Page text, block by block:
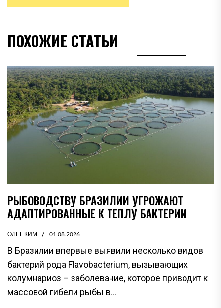
ПОХОЖИЕ СТАТЬИ
РЫБОВОДСТВУ БРАЗИЛИИ УГРОЖАЮТ
АДАПТИРОВАННЫЕ К ТЕПЛУ БАКТЕРИИ
ОЛЕГ КИМ 01.08.2026
В Бразилии впервые выявили несколько видов
бактерий рода Flavobacterium, вызывающих
колумнариоз – заболевание, которое приводит к
массовой гибели рыбы в...